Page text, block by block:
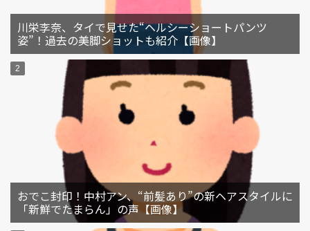
川栄李奈、タイで見せた“ヘルシーショートパンツ
姿”！過去の美脚ショットも紹介【画像】
おでこ封印！中村アン、“前髪あり”の新ヘアスタイルに
「新鮮でたまらん」の声【画像】